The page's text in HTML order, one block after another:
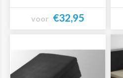
voor €32,95